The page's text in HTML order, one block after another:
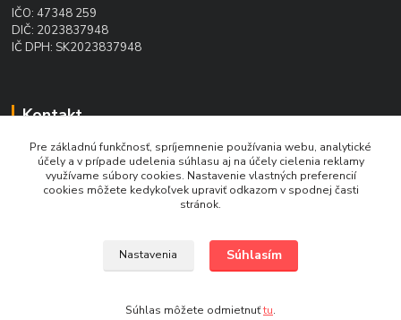
IČO: 47348 259
DIČ: 2023837948
IČ DPH: SK2023837948
Kontakt
Ing. Daniel Doboš
+421 902 331 936
(Po-Pia, 8-16 hod.)
Pre základnú funkčnosť, spríjemnenie používania webu, analytické
účely a v prípade udelenia súhlasu aj na účely cielenia reklamy
využívame súbory cookies. Nastavenie vlastných preferencií
cookies môžete kedykoľvek upraviť odkazom v spodnej časti
stránok.
Nastavenia Súhlasím
Súhlas môžete odmietnuťtu.